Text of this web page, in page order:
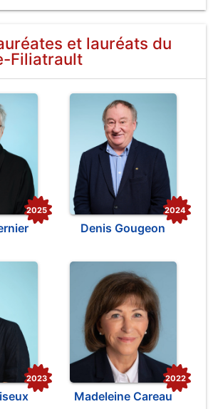
et lauréats du
Filiatrault
2025
Denis Gougeon
2024
2023
Madeleine Careau
2022